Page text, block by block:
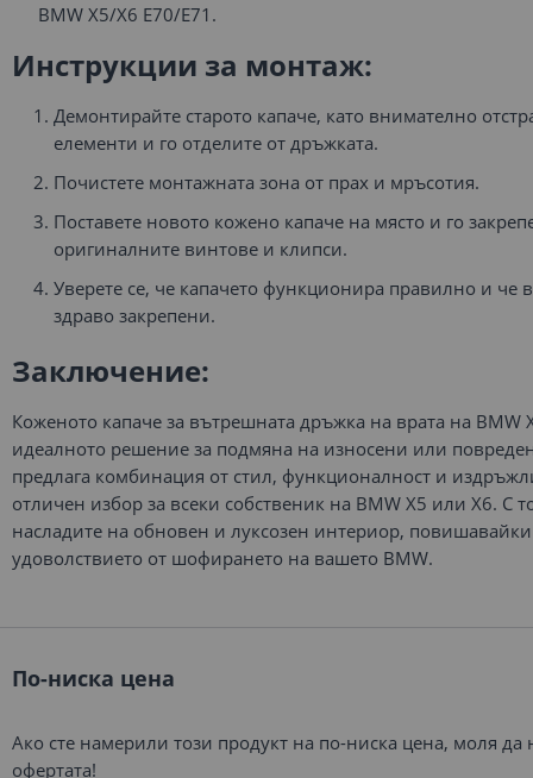
BMW X5/X6 E70/E71.
Инструкции за монтаж:
Демонтирайте старото капаче, като внимателно
елементи и го отделите от дръжката.
Почистете монтажната зона от прах и мръсотия.
Поставете новото кожено капаче на място и го
оригиналните винтове и клипси.
Уверете се, че капачето функционира правилно и че
здраво закрепени.
Заключение:
Коженото капаче за вътрешната дръжка на врата на BMW
идеалното решение за подмяна на износени или
предлага комбинация от стил, функционалност и
отличен избор за всеки собственик на BMW X5 или X6. С
насладите на обновен и луксозен интериор,
удоволствието от шофирането на вашето BMW.
По-ниска цена
Ако сте намерили този продукт на по-ниска цена, моля
офертата!